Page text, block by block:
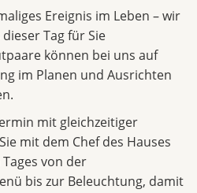
Ereignis im Leben – wir
Tag für Sie
können bei uns auf
im Planen und Ausrichten
mit gleichzeitiger
mit dem Chef des Hauses
von der
bis zur Beleuchtung, damit